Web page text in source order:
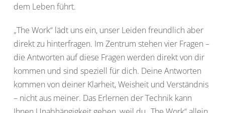
dem Leben führt.
„The Work“ lädt uns ein, unser Leiden freundlich aber
direkt zu hinterfragen. Im Zentrum stehen vier Fragen –
die Antworten auf diese Fragen werden direkt von dir
kommen und sind speziell für dich. Deine Antworten
kommen von deiner Klarheit, Weisheit und Verständnis
– nicht aus meiner. Das Erlernen der Technik kann